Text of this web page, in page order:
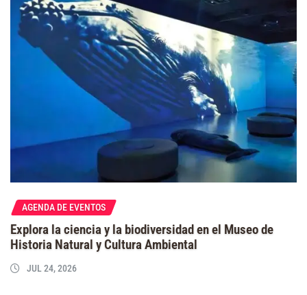
AGENDA DE EVENTOS
Explora la ciencia y la biodiversidad en el Museo de
Historia Natural y Cultura Ambiental
JUL 24, 2026